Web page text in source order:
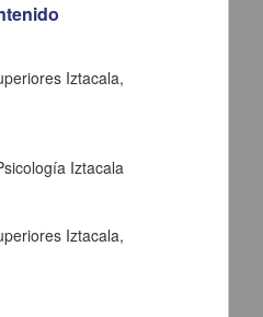
DE ALUMNOS
DE GÉNERO
Edy; Ramírez Ayala, July Ivett -
Iztacala,
Iztacala
Iztacala,